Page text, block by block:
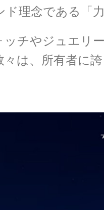
理念である「
チやジュエリ
は、所有者に